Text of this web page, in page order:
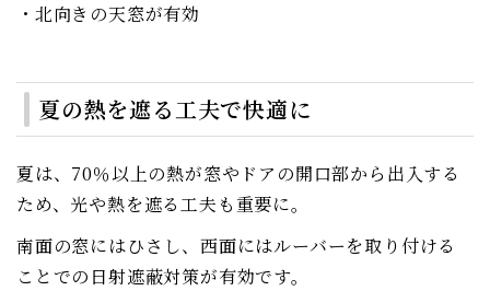
・北向きの天窓が有効
夏の熱を遮る工夫で快適に
夏は、70％以上の熱が窓やドアの開口部から出入する
ため、光や熱を遮る工夫も重要に。
南面の窓にはひさし、西面にはルーバーを取り付ける
ことでの日射遮蔽対策が有効です。